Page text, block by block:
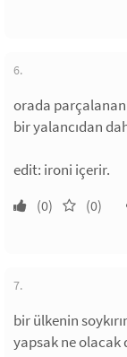
6.
orada
bir yalancıdan
edit: ironi içerir.
(0) (0)
7.
bir ülkenin
yapsak ne olacak